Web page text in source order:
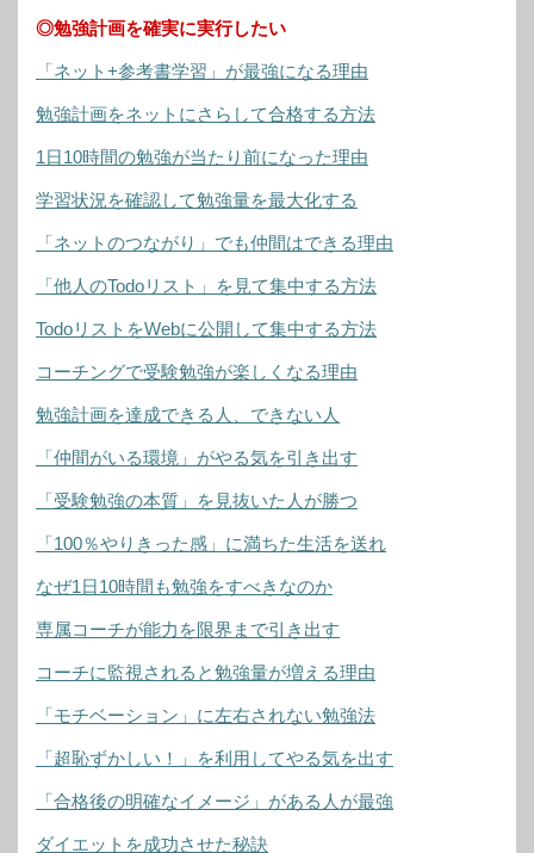
◎勉強計画を確実に実行したい
「ネット+参考書学習」が最強になる理由
勉強計画をネットにさらして合格する方法
1日10時間の勉強が当たり前になった理由
学習状況を確認して勉強量を最大化する
「ネットのつながり」でも仲間はできる理由
「他人のTodoリスト」を見て集中する方法
TodoリストをWebに公開して集中する方法
コーチングで受験勉強が楽しくなる理由
勉強計画を達成できる人、できない人
「仲間がいる環境」がやる気を引き出す
「受験勉強の本質」を見抜いた人が勝つ
「100％やりきった感」に満ちた生活を送れ
なぜ1日10時間も勉強をすべきなのか
専属コーチが能力を限界まで引き出す
コーチに監視されると勉強量が増える理由
「モチベーション」に左右されない勉強法
「超恥ずかしい！」を利用してやる気を出す
「合格後の明確なイメージ」がある人が最強
ダイエットを成功させた秘訣